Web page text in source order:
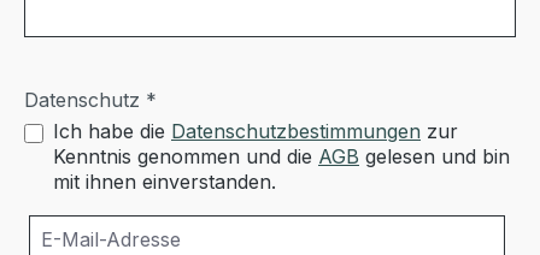
Datenschutz *
Ich habe die Datenschutzbestimmungen zur
Kenntnis genommen und die AGB gelesen und bin
mit ihnen einverstanden.